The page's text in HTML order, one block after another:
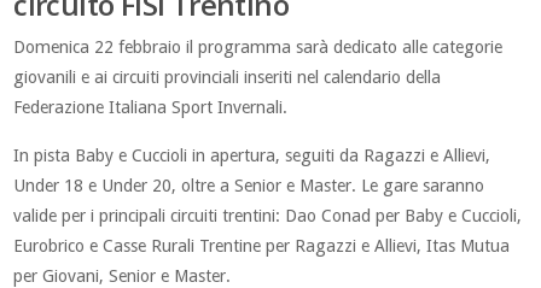
Domenica 22 febbraio il programma sarà dedicato alle categorie
giovanili e ai circuiti provinciali inseriti nel calendario della
Federazione Italiana Sport Invernali.
In pista Baby e Cuccioli in apertura, seguiti da Ragazzi e Allievi,
Under 18 e Under 20, oltre a Senior e Master. Le gare saranno
valide per i principali circuiti trentini: Dao Conad per Baby e Cuccioli,
Eurobrico e Casse Rurali Trentine per Ragazzi e Allievi, Itas Mutua
per Giovani, Senior e Master.